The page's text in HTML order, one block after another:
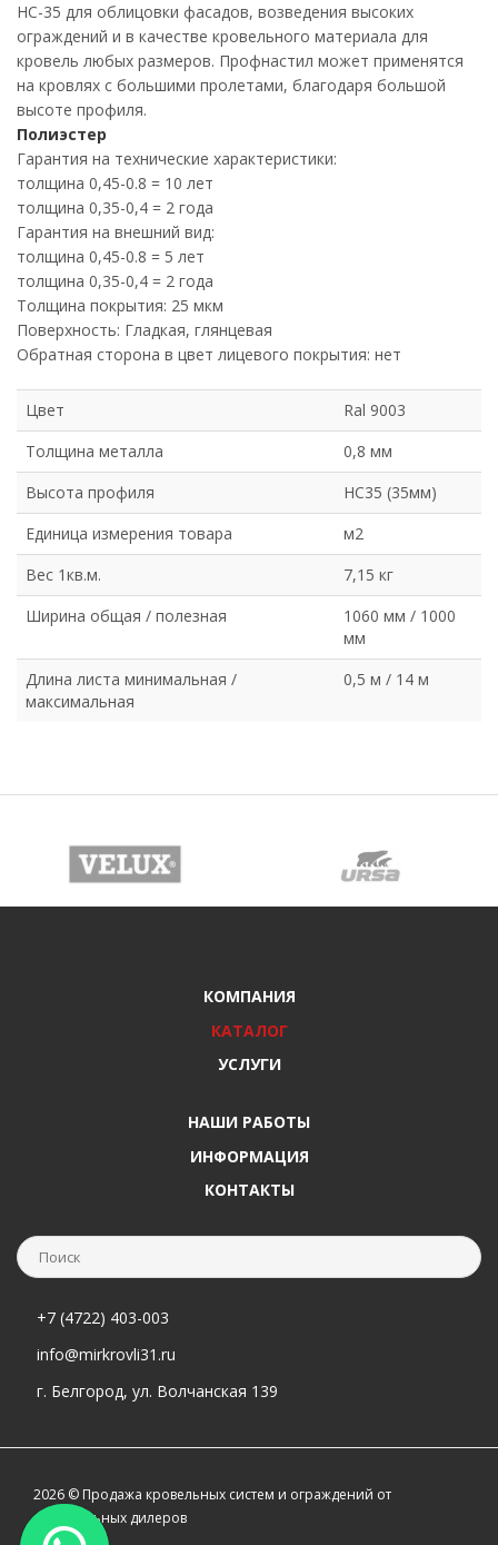
Cherry Wood
НС-35 для облицовки фасадов, возведения высоких
ограждений и в качестве кровельного материала для
кровель любых размеров. Профнастил может применятся
на кровлях с большими пролетами, благодаря большой
высоте профиля.
Полиэстер
Гарантия на технические характеристики:
толщина 0,45-0.8 = 10 лет
толщина 0,35-0,4 = 2 года
Гарантия на внешний вид:
толщина 0,45-0.8 = 5 лет
толщина 0,35-0,4 = 2 года
Толщина покрытия: 25 мкм
Поверхность: Гладкая, глянцевая
Обратная сторона в цвет лицевого покрытия: нет
Цвет
Ral 9003
Толщина металла
0,8 мм
Высота профиля
НС35 (35мм)
Единица измерения товара
м2
Вес 1кв.м.
7,15 кг
Ширина общая / полезная
1060 мм / 1000
мм
Длина листа минимальная /
максимальная
0,5 м / 14 м
КОМПАНИЯ
КАТАЛОГ
УСЛУГИ
НАШИ РАБОТЫ
ИНФОРМАЦИЯ
КОНТАКТЫ
+7 (4722) 403-003
info@mirkrovli31.ru
г. Белгород, ул. Волчанская 139
2026 © Продажа кровельных систем и ограждений от
официальных дилеров